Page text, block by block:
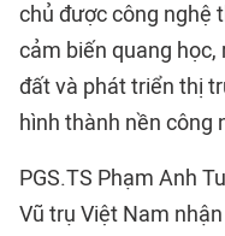
chủ được công nghệ
cảm biến quang
đất và phát triển thị
hình thành nền công
PGS.TS Phạm Anh
Vũ trụ Việt Nam